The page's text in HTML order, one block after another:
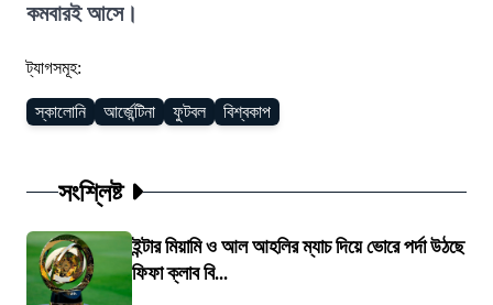
কমবারই আসে।
ট্যাগসমূহ:
স্কালোনি আর্জেন্টিনা ফুটবল বিশ্বকাপ
সংশ্লিষ্ট
ইন্টার মিয়ামি ও আল আহলির ম্যাচ দিয়ে ভোরে পর্দা উঠছে
ফিফা ক্লাব বি...